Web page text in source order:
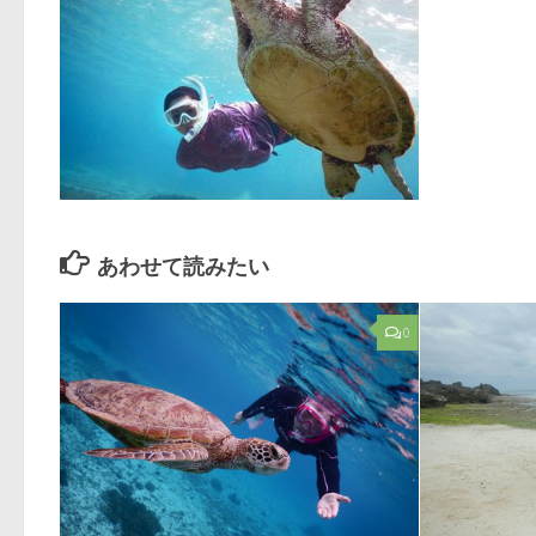
あわせて読みたい
0